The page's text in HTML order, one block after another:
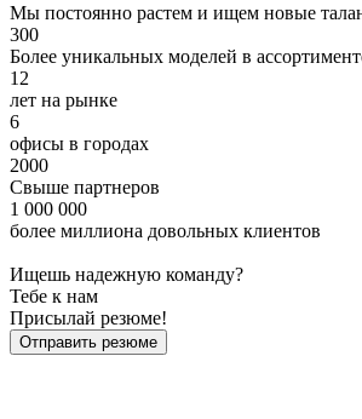
Мы постоянно растем и ищем новые
300
Более уникальных моделей в
12
лет на рынке
6
офисы в городах
2000
Свыше партнеров
1 000 000
более миллиона довольных клиентов
Ищешь надежную команду?
Тебе к нам
Присылай резюме!
Отправить резюме